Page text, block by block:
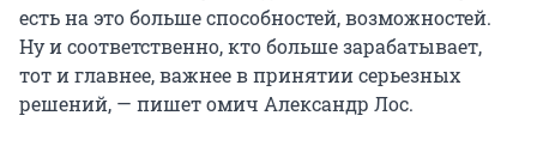
есть на это больше способностей, возможностей.
Ну и соответственно, кто больше зарабатывает,
тот и главнее, важнее в принятии серьезных
решений, — пишет омич Александр Лос.